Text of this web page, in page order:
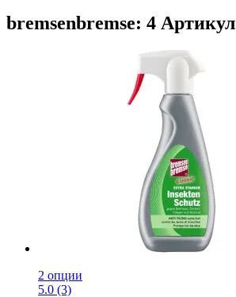
bremsenbremse: 4 Артикул
2 опции
5.0 (3)